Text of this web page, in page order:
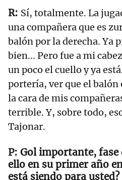
Sí, totalmente. La
una compañera que es
balón por la derecha. Ya
bien... Pero fue a mi
un poco el cuello y ya
portería, ver que el
la cara de mis
terrible. Y, sobre todo,
Tajonar.
Gol importante, fase
ello en su primer año
está siendo para usted?